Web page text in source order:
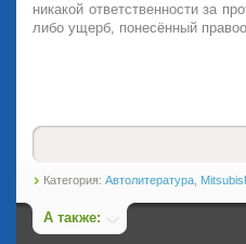
никакой ответственности за
либо ущерб, понесённый
Категория: Автолитература
А также: